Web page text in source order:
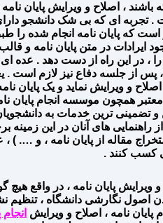
باشند ، اصلاح و ویرایش
. تجربه ای که بی شک دانشجو
است که پایان نامه انجام شده
ایرادات در متن پایان نامه و
این راه از دست دهد . عده ای
از جلسه دفاع نیز لازم است .
و ویرایش نماید و یک
همچون موسسه انجام پایان
و تضمینی ترین خدمات به
های آنان در این زمینه
استخراج مقاله از پایان نامه ،
کسب کنند .
پایان نامه ، در واقع
اصول نگارشی دانشگاه ،
نامه ، اصلاح و ویرایش